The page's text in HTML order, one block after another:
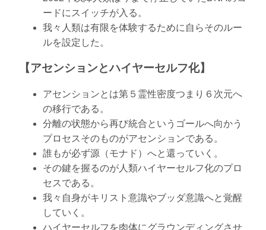
ードにスイッチが入る。
我々人類は有限を体験するために自らそのルー
ルを設定した。
【アセンションとハイヤーセルフ化】
アセンションとは第５霊性密度つまり６次元へ
の移行である。
分離の状態から再び統合というゴールへ向かう
プロセスそのものがアセンションである。
誰もが必ず源（モナド）へと還っていく。
その鍵を握るのが人類ハイヤーセルフ化のプロ
セスである。
我々自身がキリスト意識やブッダ意識へと覚醒
していく。
ハイヤーセルフを肉体にグラウンディングさせ